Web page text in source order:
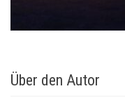
Über den Autor